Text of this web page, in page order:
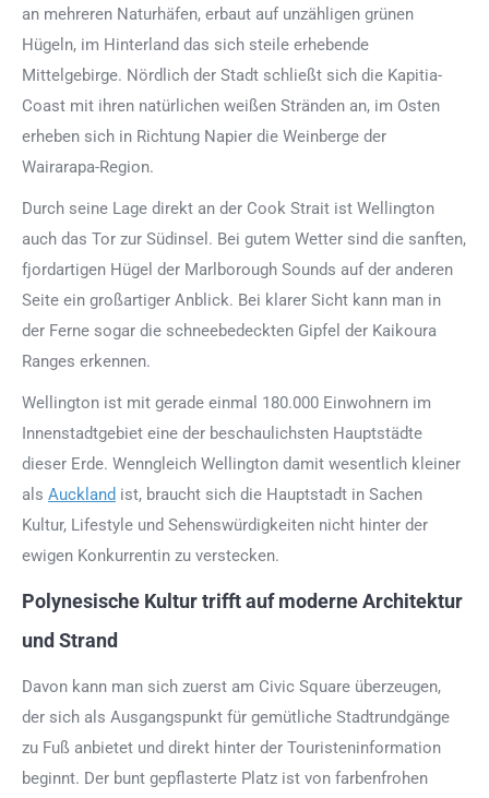
an mehreren Naturhäfen, erbaut auf unzähligen grünen
Hügeln, im Hinterland das sich steile erhebende
Mittelgebirge. Nördlich der Stadt schließt sich die Kapitia-
Coast mit ihren natürlichen weißen Stränden an, im Osten
erheben sich in Richtung Napier die Weinberge der
Wairarapa-Region.
Durch seine Lage direkt an der Cook Strait ist Wellington
auch das Tor zur Südinsel. Bei gutem Wetter sind die sanften,
fjordartigen Hügel der Marlborough Sounds auf der anderen
Seite ein großartiger Anblick. Bei klarer Sicht kann man in
der Ferne sogar die schneebedeckten Gipfel der Kaikoura
Ranges erkennen.
Wellington ist mit gerade einmal 180.000 Einwohnern im
Innenstadtgebiet eine der beschaulichsten Hauptstädte
dieser Erde. Wenngleich Wellington damit wesentlich kleiner
als Auckland ist, braucht sich die Hauptstadt in Sachen
Kultur, Lifestyle und Sehenswürdigkeiten nicht hinter der
ewigen Konkurrentin zu verstecken.
Polynesische Kultur trifft auf moderne Architektur
und Strand
Davon kann man sich zuerst am Civic Square überzeugen,
der sich als Ausgangspunkt für gemütliche Stadtrundgänge
zu Fuß anbietet und direkt hinter der Touristeninformation
beginnt. Der bunt gepflasterte Platz ist von farbenfrohen